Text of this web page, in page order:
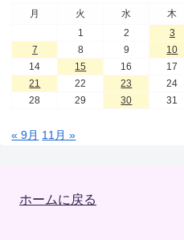
月 火 水 木
1
2 3
7
8 9 10
14
15 16 17
21
22 23 24
28
29 30 31
« 9月 11月 »
ホームに戻る